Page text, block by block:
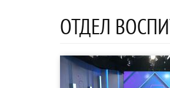
ОТДЕЛ